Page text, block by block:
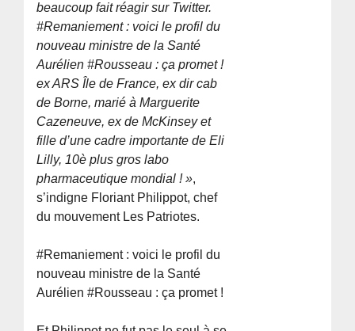
beaucoup fait réagir sur Twitter.
#Remaniement : voici le profil du
nouveau ministre de la Santé
Aurélien #Rousseau : ça promet !
ex ARS Île de France, ex dir cab
de Borne, marié à Marguerite
Cazeneuve, ex de McKinsey et
fille d’une cadre importante de Eli
Lilly, 10è plus gros labo
pharmaceutique mondial ! »,
s’indigne Floriant Philippot, chef
du mouvement Les Patriotes.
#Remaniement : voici le profil du
nouveau ministre de la Santé
Aurélien #Rousseau : ça promet !